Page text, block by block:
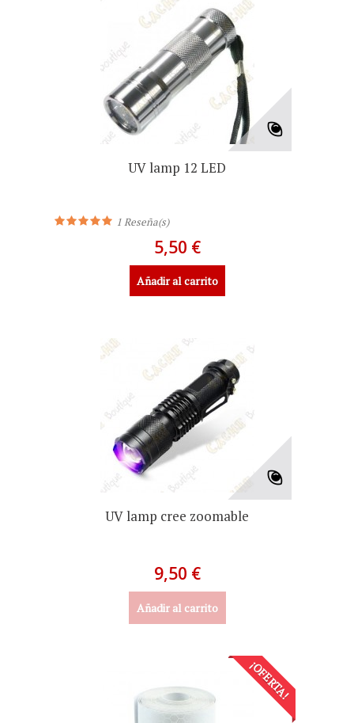
UV lamp 12 LED
1Reseña(s)
5,50 €
Añadir al carrito
UV lamp cree zoomable
9,50 €
Añadir al carrito
¡OFERTA!